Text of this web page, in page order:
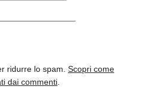
ridurre lo spam. Scopri come
dai commenti